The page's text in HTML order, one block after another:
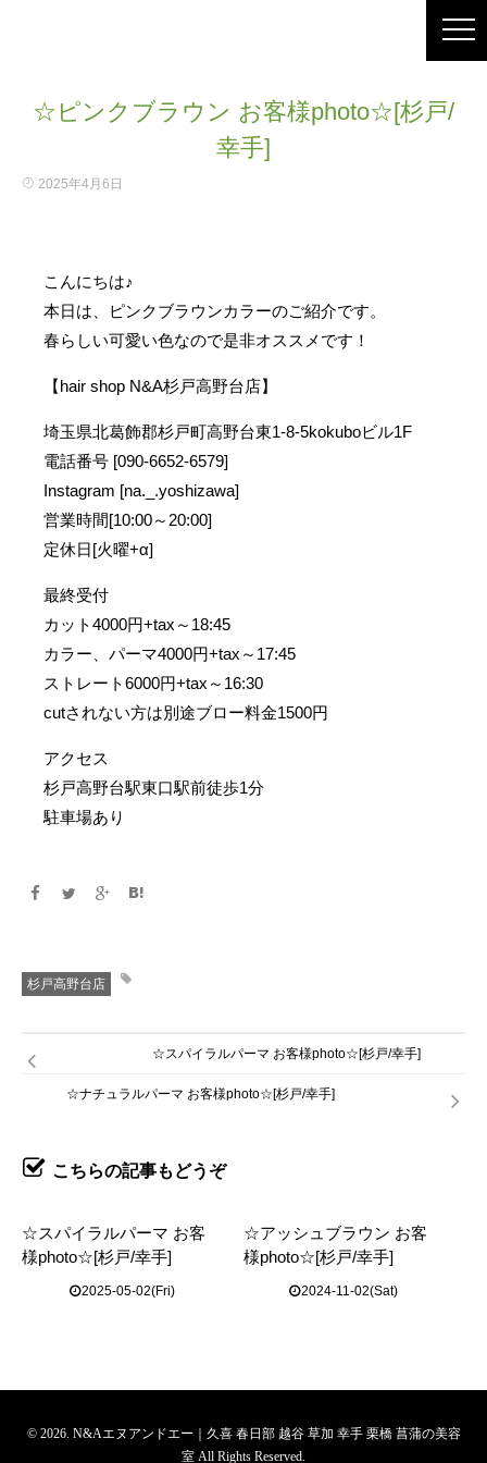
☆ピンクブラウン お客様photo☆[杉戸/
幸手]
2025年4月6日
こんにちは♪
本日は、ピンクブラウンカラーのご紹介です。
春らしい可愛い色なので是非オススメです！
【hair shop N&A杉戸高野台店】
埼玉県北葛飾郡杉戸町高野台東1-8-5kokuboビル1F
電話番号 [090-6652-6579]
Instagram [na._.yoshizawa]
営業時間[10:00～20:00]
定休日[火曜+α]
最終受付
カット4000円+tax～18:45
カラー、パーマ4000円+tax～17:45
ストレート6000円+tax～16:30
cutされない方は別途ブロー料金1500円
アクセス
杉戸高野台駅東口駅前徒歩1分
駐車場あり
杉戸高野台店
☆スパイラルパーマ お客様photo☆[杉戸/幸手]
☆ナチュラルパーマ お客様photo☆[杉戸/幸手]
こちらの記事もどうぞ
☆スパイラルパーマ お客
様photo☆[杉戸/幸手]
2025-05-02(Fri)
☆アッシュブラウン お客
様photo☆[杉戸/幸手]
2024-11-02(Sat)
© 2026. N&Aエヌアンドエー｜久喜 春日部 越谷 草加 幸手 栗橋 菖蒲の美容
室 All Rights Reserved.